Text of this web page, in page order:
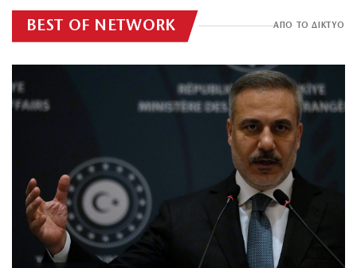
BEST OF NETWORK ΑΠΟ ΤΟ ΔΙΚΤΥΟ